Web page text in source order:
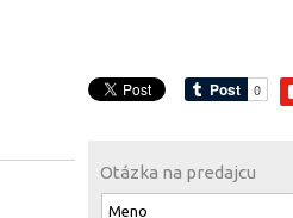
Otázka na predajcu